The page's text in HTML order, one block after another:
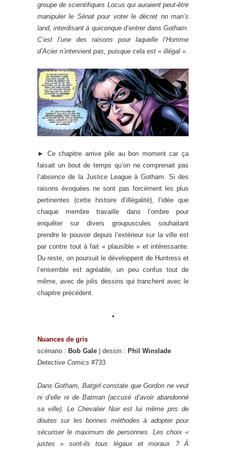
groupe de scientifiques Locus qui auraient peut-être
manipuler le Sénat pour voter le décret no man’s
land, interdisant à quiconque d’entrer dans Gotham.
C’est l’une des raisons pour laquelle l’Homme
d’Acier n’intervient pas, puisque cela est « illégal ».
► Ce chapitre arrive pile au bon moment car ça
faisait un bout de temps qu’on ne comprenait pas
l’absence de la Justice League à Gotham. Si des
raisons évoquées ne sont pas forcément les plus
pertinentes (cette histoire d’illégalité), l’idée que
chaque membre travaille dans l’ombre pour
enquêter sur divers groupuscules souhaitant
prendre le pouvoir depuis l’extérieur sur la ville est
par contre tout à fait « plausible » et intéressante.
Du reste, on poursuit le développent de Huntress et
l’ensemble est agréable, un peu confus tout de
même, avec de jolis dessins qui tranchent avec le
chapitre précédent.
•
Nuances de gris
scénario : Bob Gale | dessin : Phil Winslade
Detective Comics #733
Dans Gotham, Batgirl constate que Gordon ne veut
ni d’elle ni de Batman (accusé d’avoir abandonné
sa ville). Le Chevalier Noir est lui même pris de
doutes sur les bonnes méthodes à adopter pour
sécuriser le maximum de personnes. Les choix «
justes » sont-ils tous légaux et moraux ? À